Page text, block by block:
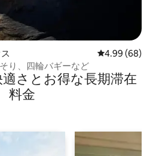
レビュー68件
4.99 (68)
り、四輪バギーなど
さ⁠とお⁠得⁠な長⁠期⁠滞⁠在
料⁠金